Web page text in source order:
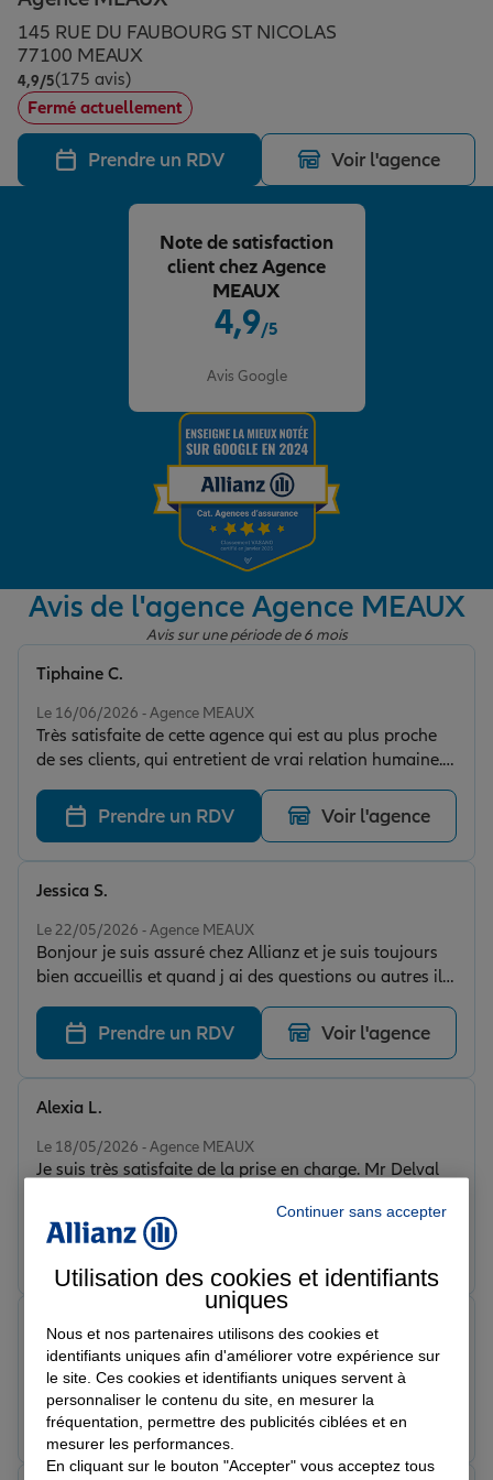
Assurance emprunteur
Prévoyance et dépendance
Assurance animal de compagnie
Protection de la famille
Protection juridique
Épargne & retraite
Plan épargne retraite
Assurance vie
Placements financiers
Investissements immobiliers
Transmission
Vos projets
Partir en vacances
Départ à la retraite
Préparer l’avenir
Conseil assurance
Assurance habitation
Le Pack Famille
Garantie des accidents de la vie
Assurance scolaire
Protection juridique
Retraite
Tous nos devis d'assurance
Allianz en France
145 RUE DU FAUBOURG ST NICOLAS
77100 MEAUX
4,9/5Note de 4.9 sur 5
(175 avis)
Fermé actuellement
Prendre un RDV Voir l'agence
4,9/5
Avis Google
Note de satisfaction
client chez Agence
MEAUX
Avis de l'agence Agence MEAUX
Avis sur une période de 6 mois
Le 16/06/2026 - Agence MEAUX
Très satisfaite de cette agence qui est au plus proche
de ses clients, qui entretient de vrai relation humaine.
Merci à vous !
Tiphaine C.
Prendre un RDV Voir l'agence
Le 22/05/2026 - Agence MEAUX
Bonjour je suis assuré chez Allianz et je suis toujours
bien accueillis et quand j ai des questions ou autres ils
sont toujours la pour repôdre a nos attente les envoies
de documents sont rapide vraiment merci a votre
equipe et nous somme content d etre client chez vous
je vous recommande a 1000% vraiment . Cordialement
RS plomberie
Jessica S.
Prendre un RDV Voir l'agence
Le 18/05/2026 - Agence MEAUX
Je suis très satisfaite de la prise en charge. Mr Delval
d'assurance. Merci beaucoup pour votre réactivité. Je
n'hésiterai pas à vous recommander.
Alexia L.
Prendre un RDV
Note de 5 sur 5
Le 24/03/2026 - Agence MEAUX
Girlene P.
Prendre un RDV Voir l'agence
Continuer sans accepter
Utilisation des cookies et identifiants
uniques
Nous et nos partenaires utilisons des cookies et
identifiants uniques afin d'améliorer votre expérience sur
le site. Ces cookies et identifiants uniques servent à
personnaliser le contenu du site, en mesurer la
fréquentation, permettre des publicités ciblées et en
mesurer les performances.
En cliquant sur le bouton "Accepter" vous acceptez tous